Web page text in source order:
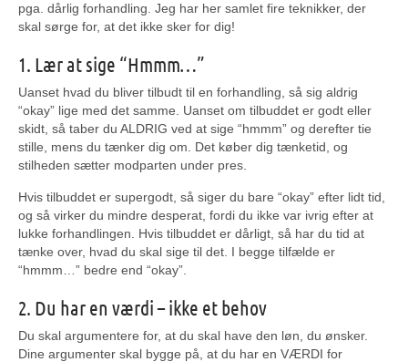
pga. dårlig forhandling. Jeg har her samlet fire teknikker, der
skal sørge for, at det ikke sker for dig!
1. Lær at sige “Hmmm…”
Uanset hvad du bliver tilbudt til en forhandling, så sig aldrig
“okay” lige med det samme. Uanset om tilbuddet er godt eller
skidt, så taber du ALDRIG ved at sige “hmmm” og derefter tie
stille, mens du tænker dig om. Det køber dig tænketid, og
stilheden sætter modparten under pres.
Hvis tilbuddet er supergodt, så siger du bare “okay” efter lidt tid,
og så virker du mindre desperat, fordi du ikke var ivrig efter at
lukke forhandlingen. Hvis tilbuddet er dårligt, så har du tid at
tænke over, hvad du skal sige til det. I begge tilfælde er
“hmmm…” bedre end “okay”.
2. Du har en værdi – ikke et behov
Du skal argumentere for, at du skal have den løn, du ønsker.
Dine argumenter skal bygge på, at du har en VÆRDI for